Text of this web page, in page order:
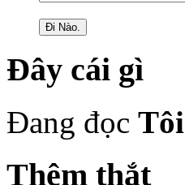
Đây cái gì
Đang đọc
Thêm thắt